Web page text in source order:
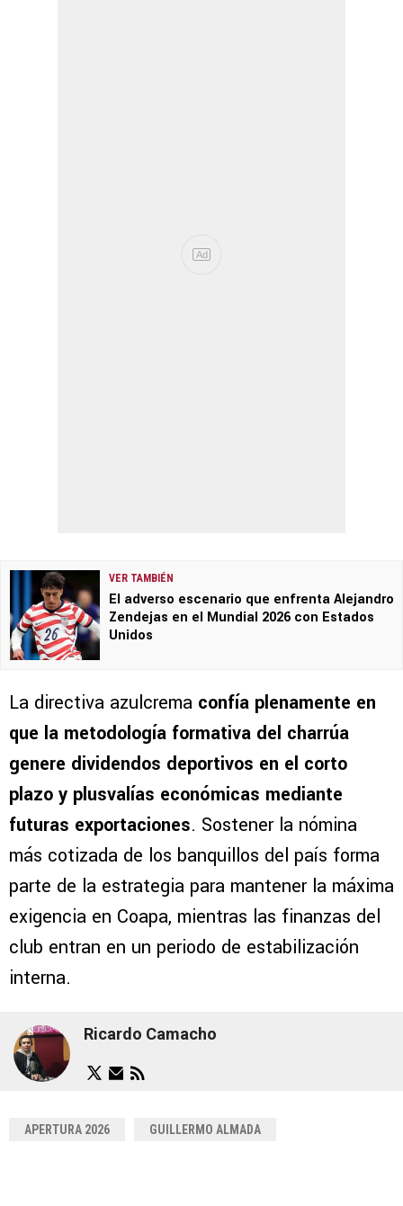
VER TAMBIÉN
El adverso escenario que enfrenta Alejandro
Zendejas en el Mundial 2026 con Estados
Unidos
La directiva azulcrema confía plenamente en
que la metodología formativa del charrúa
genere dividendos deportivos en el corto
plazo y plusvalías económicas mediante
futuras exportaciones. Sostener la nómina
más cotizada de los banquillos del país forma
parte de la estrategia para mantener la máxima
exigencia en Coapa, mientras las finanzas del
club entran en un periodo de estabilización
interna.
Ricardo Camacho
APERTURA 2026 GUILLERMO ALMADA